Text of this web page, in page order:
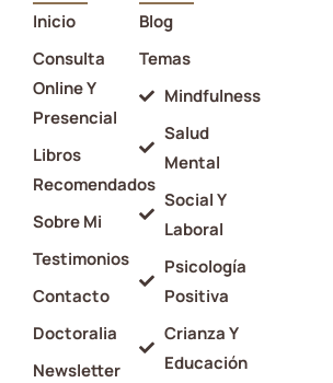
Inicio
Consulta
Online Y
Presencial
Libros
Recomendados
Sobre Mi
Testimonios
Contacto
Doctoralia
Newsletter
Blog
Temas
Mindfulness
Salud
Mental
Social Y
Laboral
Psicología
Positiva
Crianza Y
Educación